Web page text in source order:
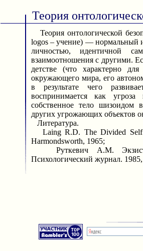
Теория
Теория онтологической
logos – учение) — нормальный
личностью, идентичной
взаимоотношения с другими.
детстве (что характерно
окружающего мира, его
в результате чего
воспринимается как
собственное тело шизоидом
других угрожающих объектов
Литература.
Laing R.D. The Divided Self:
Harmondsworth, 1965;
Руткевич А.М.
Психологический журнал.